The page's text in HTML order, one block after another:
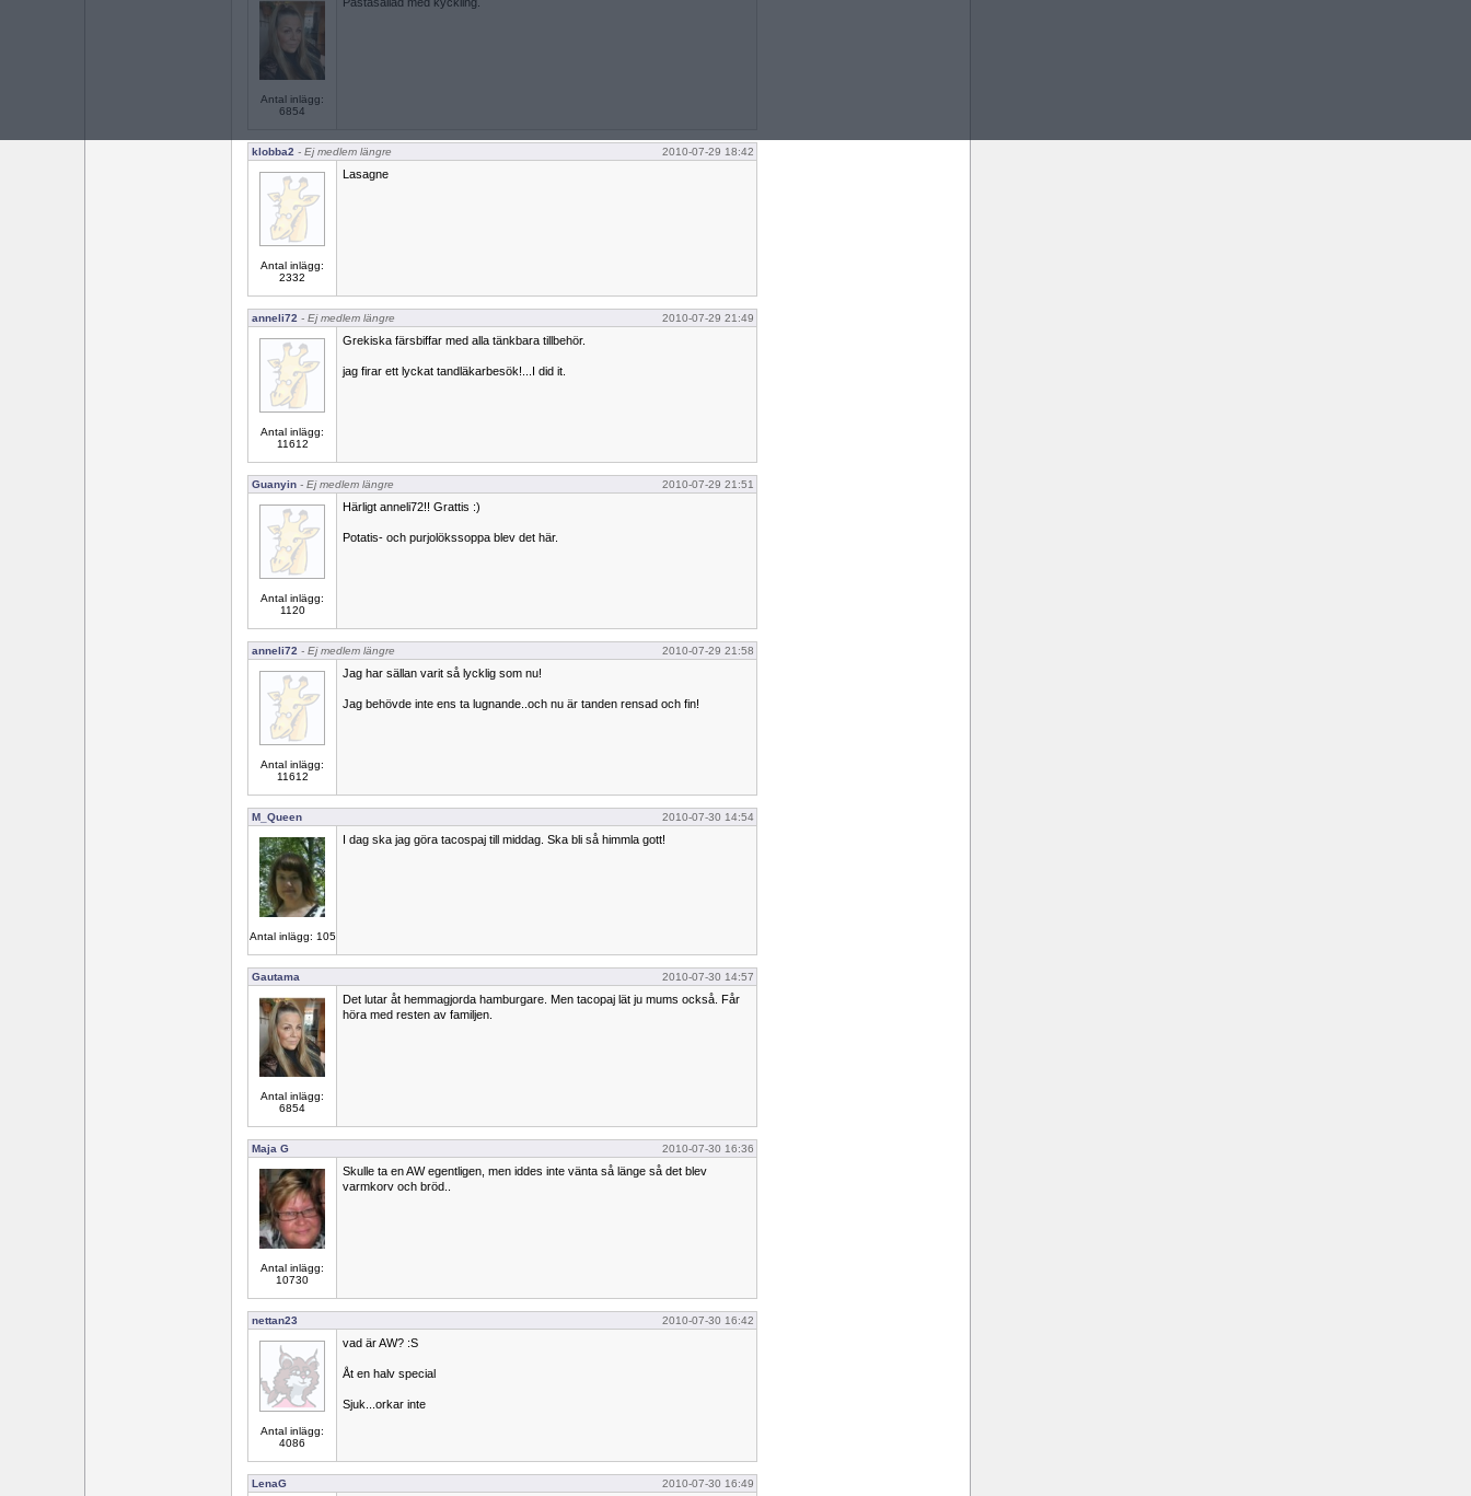
Antal inlägg:
6854
klobba2 - Ej medlem längre 2010-07-29 18:42
Antal inlägg:
2332
Lasagne
anneli72 - Ej medlem längre 2010-07-29 21:49
Antal inlägg:
11612
Grekiska färsbiffar med alla tänkbara tillbehör.
jag firar ett lyckat tandläkarbesök!...I did it.
Guanyin - Ej medlem längre 2010-07-29 21:51
Antal inlägg:
1120
Härligt anneli72!! Grattis :)
Potatis- och purjolökssoppa blev det här.
anneli72 - Ej medlem längre 2010-07-29 21:58
Antal inlägg:
11612
Jag har sällan varit så lycklig som nu!
Jag behövde inte ens ta lugnande..och nu är tanden rensad och fin!
M_Queen 2010-07-30 14:54
Antal inlägg: 105
I dag ska jag göra tacospaj till middag. Ska bli så himmla gott!
Gautama 2010-07-30 14:57
Antal inlägg:
6854
Det lutar åt hemmagjorda hamburgare. Men tacopaj lät ju mums också. Får
höra med resten av familjen.
Maja G 2010-07-30 16:36
Antal inlägg:
10730
Skulle ta en AW egentligen, men iddes inte vänta så länge så det blev
varmkorv och bröd..
nettan23 2010-07-30 16:42
Antal inlägg:
4086
vad är AW? :S
Åt en halv special
Sjuk...orkar inte
LenaG 2010-07-30 16:49